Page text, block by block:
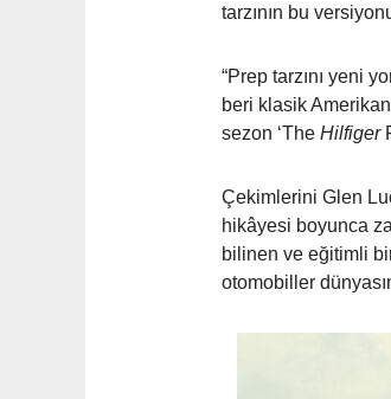
tarzının bu
“Prep tarzını yeni
beri klasik
sezon ‘The Hilfiger
Çekimlerini Glen
hikâyesi boyunca
bilinen ve eğitimli
otomobiller